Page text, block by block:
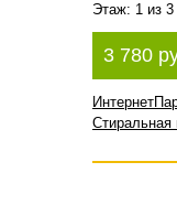
Этаж: 1 из 3
3 780
Интернет